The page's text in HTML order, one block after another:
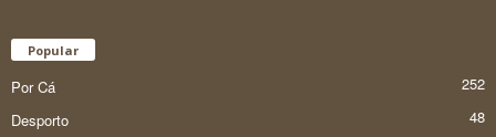
Popular
Por Cá
252
Desporto
48